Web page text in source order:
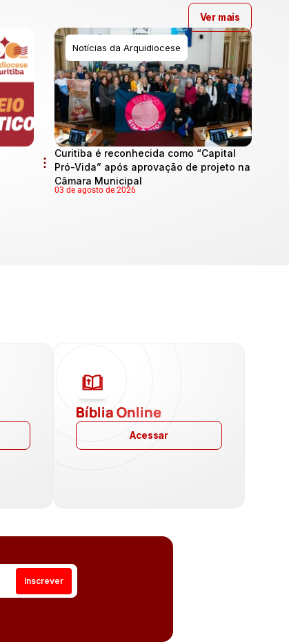
Notícias da Arquidiocese
Curitiba é reconhecida como “Capital
Pró-Vida” após aprovação de projeto na
Câmara Municipal
03 de agosto de 2026
Ver mais
Bíblia Online
Acessar